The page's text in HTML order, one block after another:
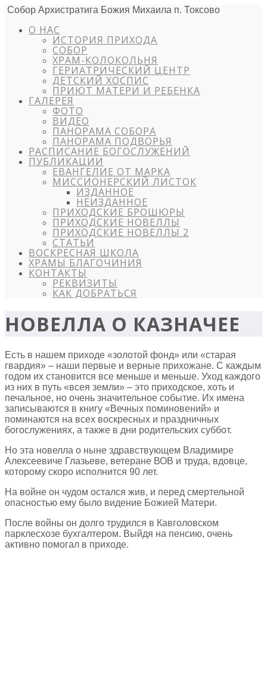
Собор Архистратига Божия Михаила п. Токсово
О НАС
ИСТОРИЯ ПРИХОДА
СОБОР
ХРАМ-КОЛОКОЛЬНЯ
ГЕРИАТРИЧЕСКИЙ ЦЕНТР
ДЕТСКИЙ ХОСПИС
ПРИЮТ МАТЕРИ И РЕБЕНКА
ГАЛЕРЕЯ
ФОТО
ВИДЕО
ПАНОРАМА СОБОРА
ПАНОРАМА ПОДВОРЬЯ
РАСПИСАНИЕ БОГОСЛУЖЕНИЙ
ПУБЛИКАЦИИ
ЕВАНГЕЛИЕ ОТ МАРКА
МИССИОНЕРСКИЙ ЛИСТОК
ИЗДАННОЕ
НЕИЗДАННОЕ
ПРИХОДСКИЕ БРОШЮРЫ
ПРИХОДСКИЕ НОВЕЛЛЫ
ПРИХОДСКИЕ НОВЕЛЛЫ 2
СТАТЬИ
ВОСКРЕСНАЯ ШКОЛА
ХРАМЫ БЛАГОЧИНИЯ
КОНТАКТЫ
РЕКВИЗИТЫ
КАК ДОБРАТЬСЯ
НОВЕЛЛА О КАЗНАЧЕЕ
Есть в нашем приходе «золотой фонд» или «старая
гвардия» – наши первые и верные прихожане. С каждым
годом их становится все меньше и меньше. Уход каждого
из них в путь «всея земли» – это приходское, хоть и
печальное, но очень значительное событие. Их имена
записываются в книгу «Вечных поминовений» и
поминаются на всех воскресных и праздничных
богослужениях, а также в дни родительских суббот.
Но эта новелла о ныне здравствующем Владимире
Алексеевиче Глазьеве, ветеране ВОВ и труда, вдовце,
которому скоро исполнится 90 лет.
На войне он чудом остался жив, и перед смертельной
опасностью ему было видение Божией Матери.
После войны он долго трудился в Кавголовском
парклесхозе бухгалтером. Выйдя на пенсию, очень
активно помогал в приходе.